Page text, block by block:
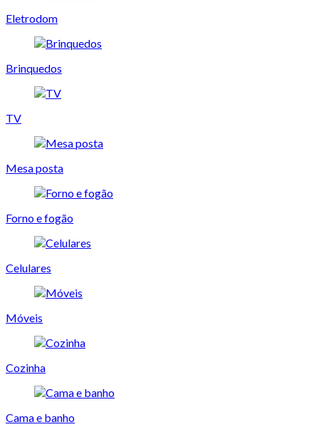
Eletrodom
Brinquedos
TV
Mesa posta
Forno e fogão
Celulares
Móveis
Cozinha
Cama e banho